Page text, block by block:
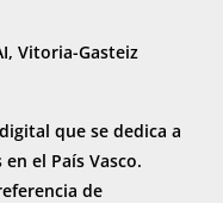
Vitoria-Gasteiz
que se dedica a
el País Vasco.
de